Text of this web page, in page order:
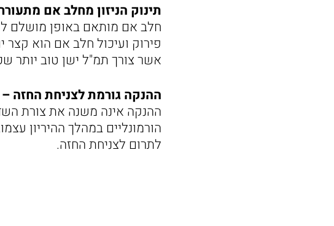
תינוק הניזון מחלב אם
חלב אם מותאם באופן מושלם
פירוק ועיכול חלב אם הוא קצר
אשר צורך תמ"ל ישן טוב יותר
ההנקה גורמת לצניחת החזה –
ההנקה אינה משנה את צורת
הורמונליים במהלך ההיריון
לתרום לצניחת החזה.